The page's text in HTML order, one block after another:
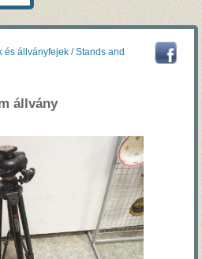
és állványfejek / Stands and
állvány